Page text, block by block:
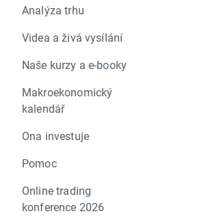
Analýza trhu
Videa a živá vysílání
Naše kurzy a e-booky
Makroekonomický
kalendář
Ona investuje
Pomoc
Online trading
konference 2026